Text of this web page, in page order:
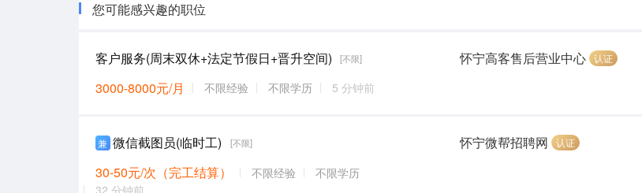
您可能感兴趣的职位
客户服务(周末双休+法定节假日+晋升空间) [不限]
3000-8000元/月 不限经验 不限学历 5 分钟前
怀宁高客售后营业中心 认证
兼 微信截图员(临时工) [不限]
30-50元/次（完工结算） 不限经验
不限学历
怀宁微帮招聘网 认证